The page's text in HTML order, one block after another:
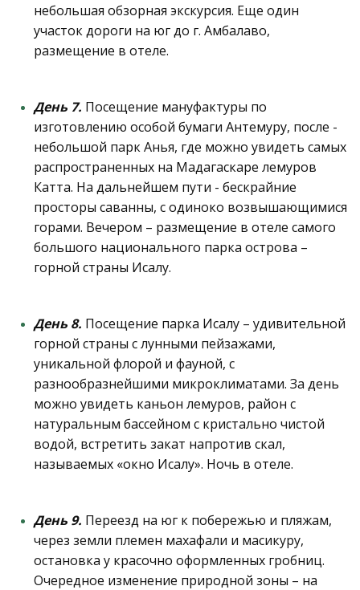
небольшая обзорная экскурсия. Еще один
участок дороги на юг до г. Амбалаво,
размещение в отеле.
День 7. Посещение мануфактуры по
изготовлению особой бумаги Антемуру, после -
небольшой парк Анья, где можно увидеть самых
распространенных на Мадагаскаре лемуров
Катта. На дальнейшем пути - бескрайние
просторы саванны, с одиноко возвышающимися
горами. Вечером – размещение в отеле самого
большого национального парка острова –
горной страны Исалу.
День 8. Посещение парка Исалу – удивительной
горной страны с лунными пейзажами,
уникальной флорой и фауной, с
разнообразнейшими микроклиматами. За день
можно увидеть каньон лемуров, район с
натуральным бассейном с кристально чистой
водой, встретить закат напротив скал,
называемых «окно Исалу». Ночь в отеле.
День 9. Переезд на юг к побережью и пляжам,
через земли племен махафали и масикуру,
остановка у красочно оформленных гробниц.
Очередное изменение природной зоны – на